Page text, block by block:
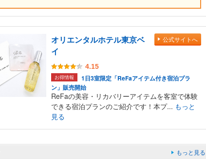
オリエンタルホテル東京ベ
イ
公式サイトへ
4.15
お得情報
1日3室限定「ReFaアイテム付き宿泊プラ
ン」販売開始
ReFaの美容・リカバリーアイテムを客室で体験
できる宿泊プランのご紹介です！本プ... もっと
見る
もっと見る